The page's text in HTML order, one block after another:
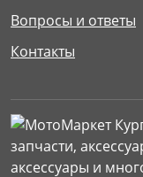
Вопросы и ответы
Контакты